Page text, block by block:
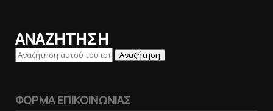
ΑΝΑΖΗΤΗΣΗ
ΦΟΡΜΑ ΕΠΙΚΟΙΝΩΝΙΑΣ